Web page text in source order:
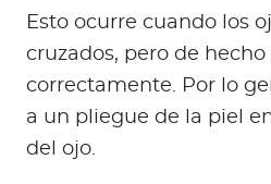
Esto ocurre cuando los
cruzados, pero de
correctamente. Por lo
a un pliegue de la piel
del ojo.